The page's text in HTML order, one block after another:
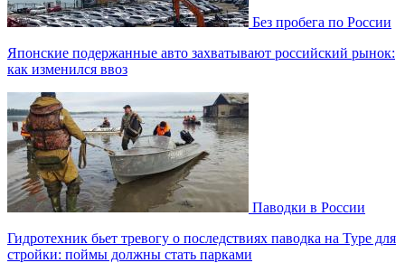
Без пробега по России
Японские подержанные авто захватывают российский рынок:
как изменился ввоз
Паводки в России
Гидротехник бьет тревогу о последствиях паводка на Туре для
стройки: поймы должны стать парками